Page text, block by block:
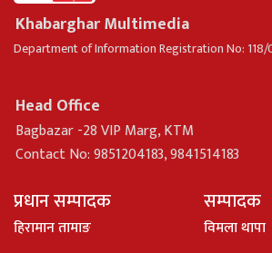
Khabarghar Multimedia
Department of Information Registration No: 118/
Head Office
Bagbazar -28 VIP Marg, KTM
Contact No: 9851204183, 9841514183
प्रधान सम्पादक
हिरामान तामाङ
सम्पादक
विमला थापा